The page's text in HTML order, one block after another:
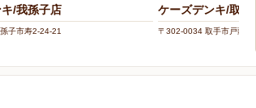
/我孫子店
子市寿2-24-21
ケーズデンキ/取手店
〒302-0034 取手市戸頭字